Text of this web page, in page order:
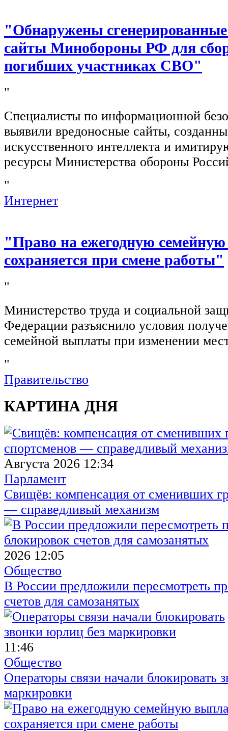
"Обнаружены
сайты Минобороны РФ для
погибших участниках СВО"
"
Специалисты по информационной
выявили вредоносные сайты,
искусственного интеллекта и
ресурсы Министерства обороны
"
Интернет
"Право на ежегодную
сохраняется при смене работы"
"
Министерство труда и социальной
Федерации разъяснило условия
семейной выплаты при изменении
"
Правительство
КАРТИНА ДНЯ
Августа 2026 12:34
Парламент
Свищёв: компенсация от сменивших
— справедливый механизм
2026 12:05
Общество
В России предложили пересмотреть
счетов для самозанятых
11:46
Общество
Операторы связи начали блокировать
маркировки